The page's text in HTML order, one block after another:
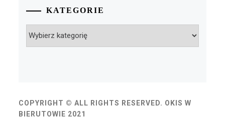
KATEGORIE
COPYRIGHT © ALL RIGHTS RESERVED. OKIS W
BIERUTOWIE 2021